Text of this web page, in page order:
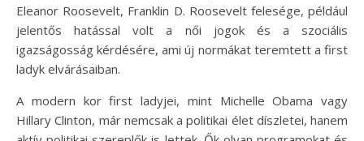
Eleanor Roosevelt, Franklin D. Roosevelt felesége, például
jelentős hatással volt a női jogok és a szociális
igazságosság kérdésére, ami új normákat teremtett a first
ladyk elvárásaiban.
A modern kor first ladyjei, mint Michelle Obama vagy
Hillary Clinton, már nemcsak a politikai élet díszletei, hanem